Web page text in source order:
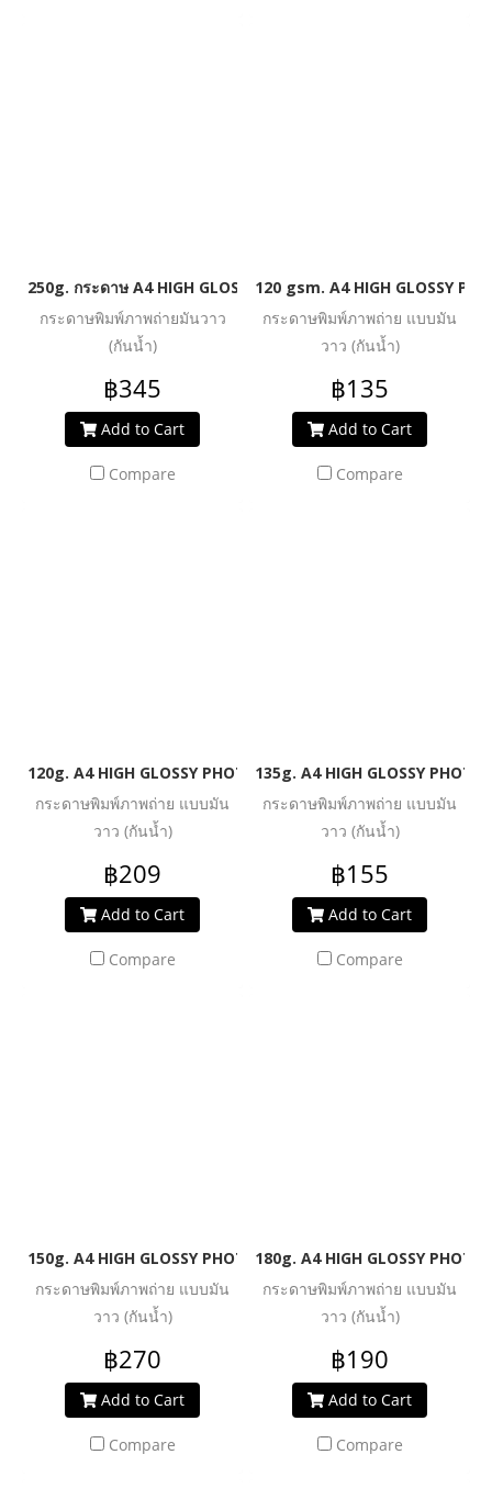
250g. กระดาษ A4 HIGH GLOSSY PHOTO INKJET PAPER
กระดาษพิมพ์ภาพถ่ายมันวาว
(กันน้ำ)
฿345
Add to Cart
Compare
120 gsm. A4 HIGH GLOSSY
กระดาษพิมพ์ภาพถ่าย แบบมัน
วาว (กันน้ำ)
฿135
Add to Cart
Compare
120g. A4 HIGH GLOSSY PHOTO INKJET PAPER (WATER
กระดาษพิมพ์ภาพถ่าย แบบมัน
วาว (กันน้ำ)
฿209
Add to Cart
Compare
135g. A4 HIGH GLOSSY
กระดาษพิมพ์ภาพถ่าย แบบมัน
วาว (กันน้ำ)
฿155
Add to Cart
Compare
150g. A4 HIGH GLOSSY PHOTO INKJET PAPER (WATER
กระดาษพิมพ์ภาพถ่าย แบบมัน
วาว (กันน้ำ)
฿270
Add to Cart
Compare
180g. A4 HIGH GLOSSY
กระดาษพิมพ์ภาพถ่าย แบบมัน
วาว (กันน้ำ)
฿190
Add to Cart
Compare